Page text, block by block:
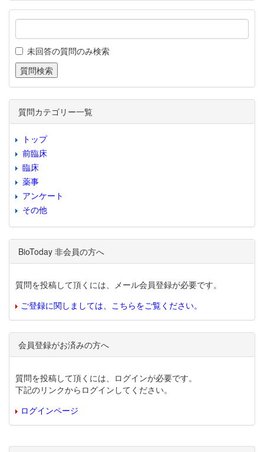
未回答の質問のみ検索
質問カテゴリー一覧
トップ
前臨床
臨床
薬事
アンケート
その他
BioToday 非会員の方へ
質問を投稿して頂くには、メール会員登録が必要です。
ご登録に関しましては、こちらをご覧ください。
会員登録がお済みの方へ
質問を投稿して頂くには、ログインが必要です。
下記のリンクからログインしてください。
ログインページ